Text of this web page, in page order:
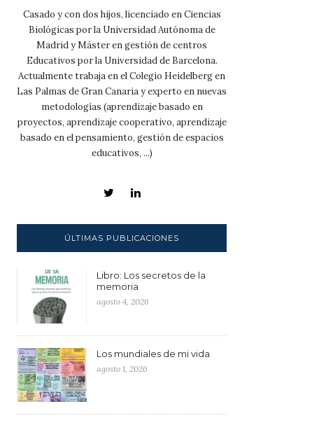
Casado y con dos hijos, licenciado en Ciencias
Biológicas por la Universidad Autónoma de
Madrid y Máster en gestión de centros
Educativos por la Universidad de Barcelona.
Actualmente trabaja en el Colegio Heidelberg en
Las Palmas de Gran Canaria y experto en nuevas
metodologías (aprendizaje basado en
proyectos, aprendizaje cooperativo, aprendizaje
basado en el pensamiento, gestión de espacios
educativos, ...)
ÚLTIMAS PUBLICACIONES
Libro: Los secretos de la
memoria
agosto 4, 2026
Los mundiales de mi vida
agosto 1, 2026